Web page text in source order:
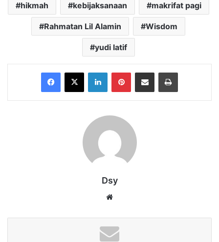
hikmah kebijaksanaan makrifat pagi
Rahmatan Lil Alamin Wisdom
yudi latif
Facebook
X LinkedInPinterestShare via Email Print
Dsy